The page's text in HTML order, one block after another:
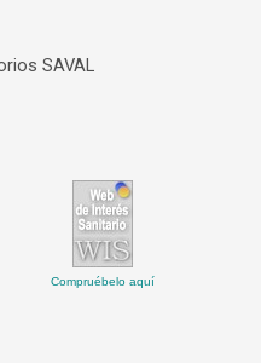
SAVAL
Compruébelo aquí